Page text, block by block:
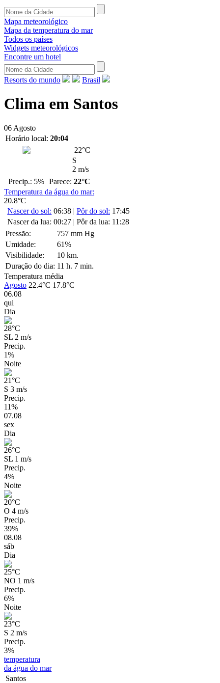
Mapa meteorológico
Mapa da temperatura do mar
Todos os países
Widgets meteorológicos
Encontre um hotel
Resorts do mundo Brasil
Clima em Santos
06 Agosto
Horário local: 20:04
22°C
S
2 m/s
Precip.: 5% Parece: 22°C
Temperatura da água do mar:
20.8°C
Nascer do sol: 06:38 | Pôr do sol: 17:45
Nascer da lua: 00:27 | Pôr da lua: 11:28
Pressão:
757 mm Hg
Umidade:
61%
Visibilidade:
10 km.
Duração do dia: 11 h. 7 min.
Temperatura média
Agosto 22.4°C 17.8°C
06.08
qui
Dia
28°C
SL 2 m/s
Precip.
1%
Noite
21°C
S 3 m/s
Precip.
11%
07.08
sex
Dia
26°C
SL 1 m/s
Precip.
4%
Noite
20°C
O 4 m/s
Precip.
39%
08.08
sáb
Dia
25°C
NO 1 m/s
Precip.
6%
Noite
23°C
S 2 m/s
Precip.
3%
temperatura
da água do mar
Santos